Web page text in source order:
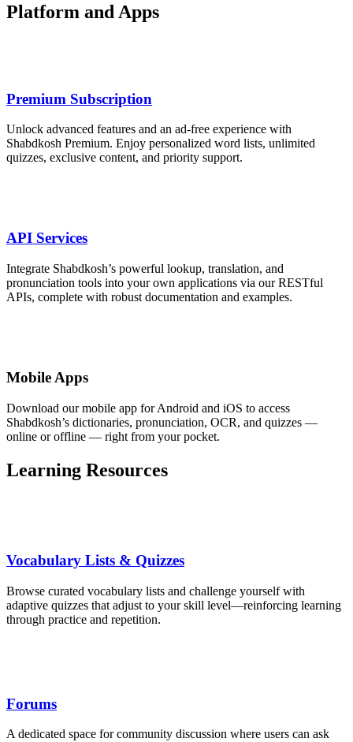
Platform and Apps
Premium Subscription
Unlock advanced features and an ad‑free experience with
Shabdkosh Premium. Enjoy personalized word lists, unlimited
quizzes, exclusive content, and priority support.
API Services
Integrate Shabdkosh’s powerful lookup, translation, and
pronunciation tools into your own applications via our RESTful
APIs, complete with robust documentation and examples.
Mobile Apps
Download our mobile app for Android and iOS to access
Shabdkosh’s dictionaries, pronunciation, OCR, and quizzes —
online or offline — right from your pocket.
Learning Resources
Vocabulary Lists & Quizzes
Browse curated vocabulary lists and challenge yourself with
adaptive quizzes that adjust to your skill level—reinforcing learning
through practice and repetition.
Forums
A dedicated space for community discussion where users can ask